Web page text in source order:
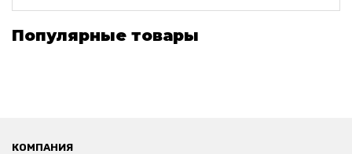
Популярные товары
КОМПАНИЯ